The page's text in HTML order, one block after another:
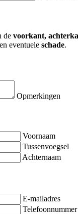
de voorkant,
en eventuele schade.
Opmerkingen
Voornaam
Tussenvoegsel
Achternaam
E-mailadres
Telefoonnummer